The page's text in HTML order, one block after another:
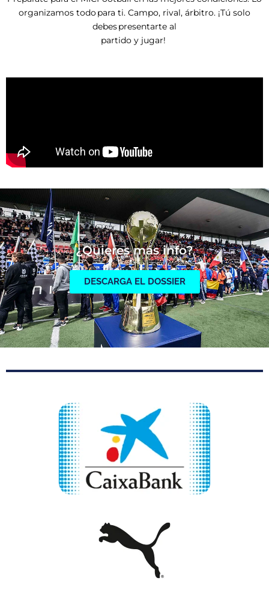
organizamos todo para ti. Campo, rival, árbitro. ¡Tú solo
debes presentarte al
partido y jugar!
¿Quieres más info?
DESCARGA EL DOSSIER